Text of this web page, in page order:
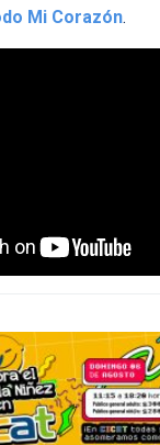
Mi Corazón.